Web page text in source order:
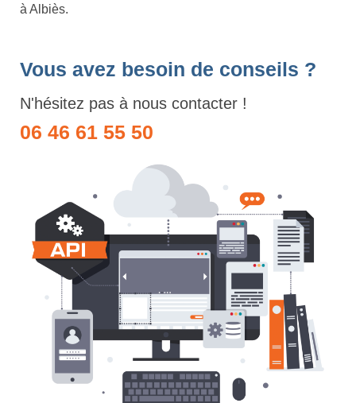
à Albiès.
Vous avez besoin de conseils ?
N'hésitez pas à nous contacter !
06 46 61 55 50